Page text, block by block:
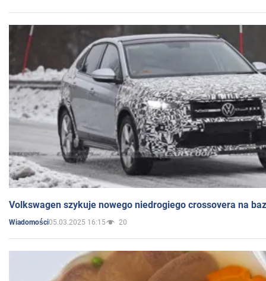
Volkswagen szykuje nowego niedrogiego crossovera na
Wiadomości05.03.2025 16:15 20